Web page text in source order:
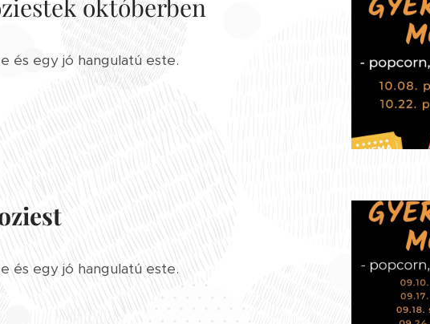
októberben
és egy jó hangulatú este.
és egy jó hangulatú este.